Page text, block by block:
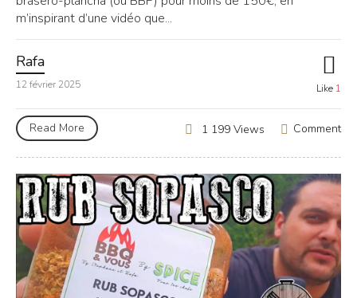
m’inspirant d’une vidéo que...
Rafa
12 février 2025 Like 1
Read More Comment
1 199 Views